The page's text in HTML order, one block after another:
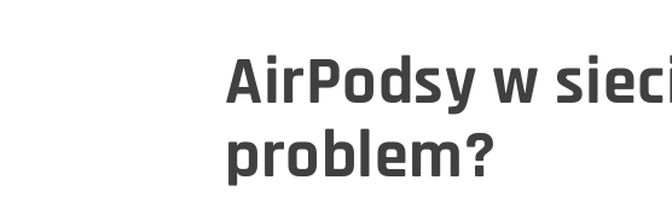
AirPodsy w
problem?